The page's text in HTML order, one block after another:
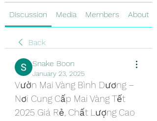
Discussion Media Members About
Back
Snake Boon
January 23, 2025
Vườn Mai Vàng Bình Dương –
Nơi Cung Cấp Mai Vàng Tết
2025 Giá Rẻ, Chất Lượng Cao